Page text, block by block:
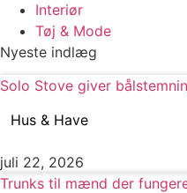
Interiør
Tøj & Mode
Nyeste indlæg
Solo Stove giver
Hus & Have
juli 22, 2026
Trunks til mænd der